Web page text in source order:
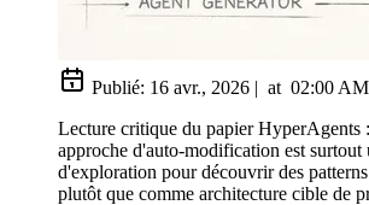
Publié: 16 avr., 2026 | at 02:00 AM
Lecture critique du papier HyperAgents
approche d'auto-modification est surtout
d'exploration pour découvrir des
plutôt que comme architecture cible de